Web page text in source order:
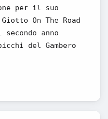
per il suo
On The Road
anno
del Gambero